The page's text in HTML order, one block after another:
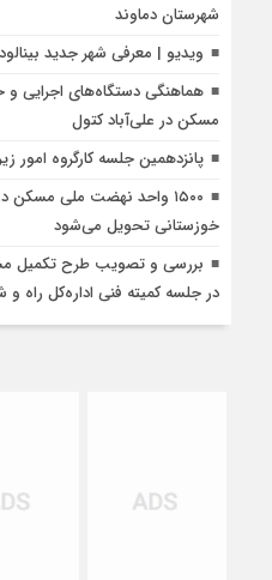
شهرستان دماوند
ویدیو | معرفی شهر جدید
هماهنگی دستگاه‌های اجرایی
مسکن در علی‌آباد کتول
پانزدهمین جلسه کارگروه امور
۱۵۰۰ واحد نهضت ملی
خوزستانی تحویل می‌شود
بررسی و تصویب طرح تکمیل
در جلسه کمیته فنی اداره‌کل راه